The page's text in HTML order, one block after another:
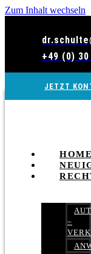
Zum Inhalt wechseln
+49 (0)
JETZT
HOME
–